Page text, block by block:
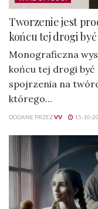
Tworzenie jest
końcu tej drogi
Monograficzna
końcu tej drogi być
spojrzenia na
którego...
DODANE PRZEZVV 15-10-